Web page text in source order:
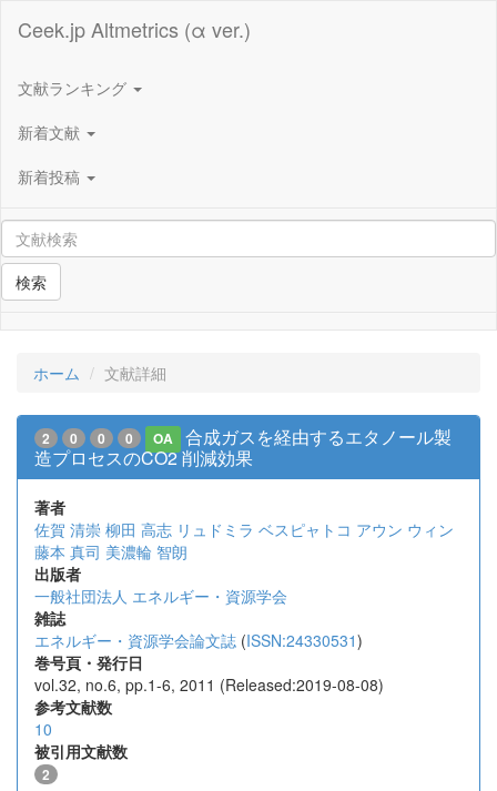
Ceek.jp Altmetrics (α ver.)
文献ランキング
新着文献
新着投稿
検索
ホーム 文献詳細
2 0 0 0 OA
合成ガスを経由するエタノール製
造プロセスのCO2 削減効果
著者
佐賀 清崇 柳田 高志 リュドミラ ベスピャトコ アウン ウィン
藤本 真司 美濃輪 智朗
出版者
一般社団法人 エネルギー・資源学会
雑誌
エネルギー・資源学会論文誌 (ISSN:24330531)
巻号頁・発行日
vol.32, no.6, pp.1-6, 2011 (Released:2019-08-08)
参考文献数
10
被引用文献数
2